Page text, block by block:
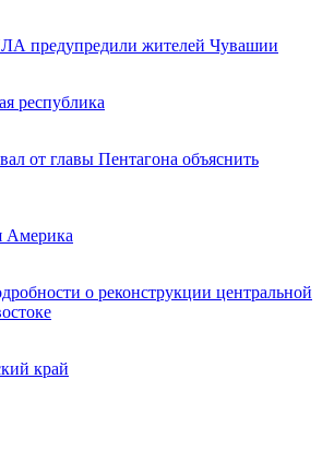
предупредили жителей Чувашии
республика
от главы Пентагона объяснить
Америка
о реконструкции центральной
край